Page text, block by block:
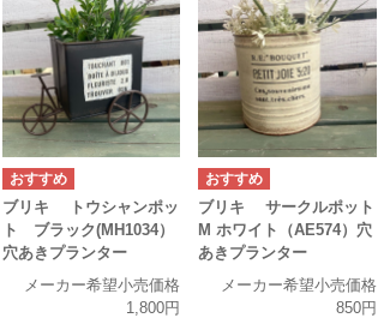
ブリキ トウシャンポッ
ト ブラック(MH1034）
穴あきプランター
メーカー希望小売価格
1,800円
ブリキ サークルポット
M ホワイト（AE574）穴
あきプランター
メーカー希望小売価格
850円